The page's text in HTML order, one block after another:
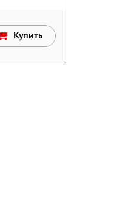
Купить